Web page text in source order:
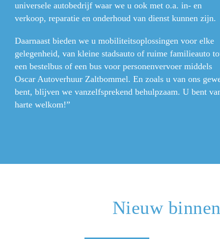
universele autobedrijf waar we u ook met o.a. in- en
verkoop, reparatie en onderhoud van dienst kunnen zijn.
Daarnaast bieden we u mobiliteitsoplossingen voor elke
gelegenheid, van kleine stadsauto of ruime familieauto
een bestelbus of een bus voor personenvervoer middels
Oscar Autoverhuur Zaltbommel. En zoals u van ons
bent, blijven we vanzelfsprekend behulpzaam. U bent
harte welkom!”
Nieuw